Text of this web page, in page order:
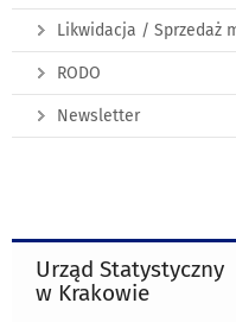
Likwidacja / Sprzedaż
RODO
Newsletter
Urząd Statystyczny
w Krakowie